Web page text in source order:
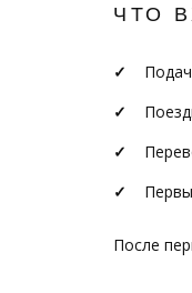
ЧТО
После